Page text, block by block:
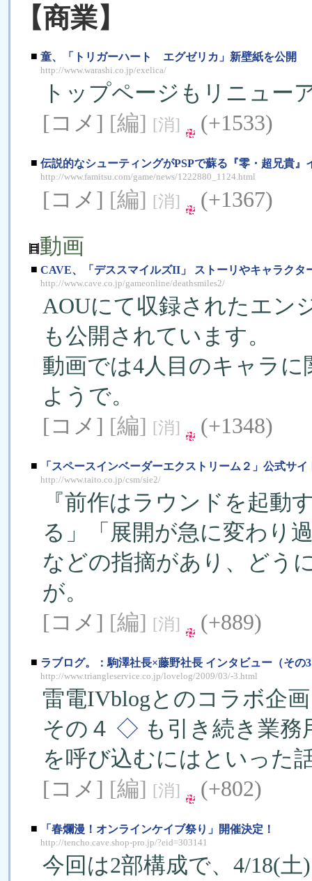
【商業】
■ 童、「トリガーハート エグゼリカ」新壁紙を公開
http://www.warashi.co.jp/exelica/
トップページもリニュー
[コメ] [編] [消] (+1533)
■ 伝説的なシューティングがPSPで蘇る『零・超兄貴』
http://www.famitsu.com/game/news/1222880_1124.html
[コメ] [編] [消]
(+1367)
動画
■ CAVE、「デススマイルズII」 ストーリやキャラクタ
http://www.cave.co.jp/gameonline/deathsmiles2/
AOUにて収録されたエン
も公開されています。
動画では4人目のキャラ
ようで。
[コメ] [編] [消] (+1348)
■ 「スペースインベーダーエクストリーム２」公式サ
http://www.taito.co.jp/csm/sie2/
『前作はラウンドを起動
る」「展開が急に変わり
などの指摘があり、どう
が。
[コメ] [編] [消] (+889)
■ ラブログ。：駒澤社長×藤野社長 インタビュー（その
http://www.triangleservice.co.jp/lovelog/2009/03/-3.html
雷電IVblogとのコラボ企
その４ ◇ も引き続き業
を呼び込むにはといった
[コメ] [編] [消] (+802)
■ 「春爛漫！オンラインケイブ祭り」開催決定！
http://tencho.cave.shop-pro.jp/?eid=303141
今回は2部構成で、4/18(